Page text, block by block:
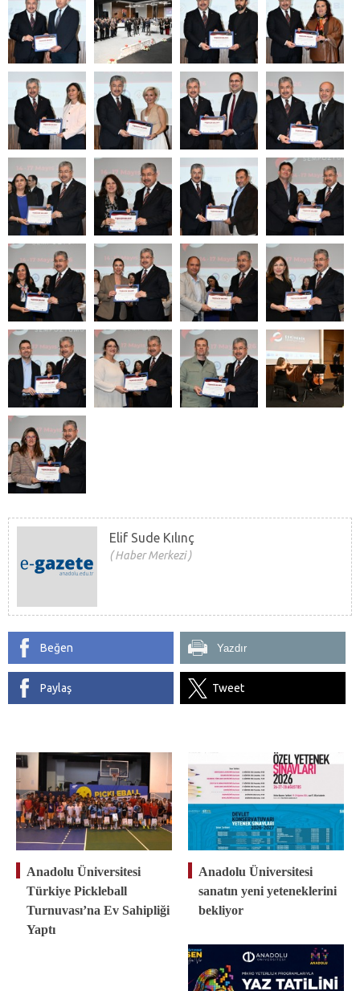
Elif Sude Kılınç
Haber Merkezi
Beğen Yazdır
Paylaş Tweet
Anadolu Üniversitesi
Türkiye Pickleball
Turnuvası’na Ev Sahipliği
Yaptı
Anadolu Üniversitesi
sanatın yeni yeteneklerini
bekliyor